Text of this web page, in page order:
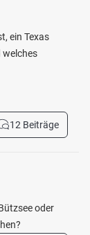
ein Texas
welches
12 Beiträge
oder